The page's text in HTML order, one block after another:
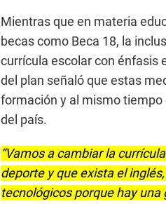
Mientras que en materia
becas como Beca 18, la
currícula escolar con énfasis
del plan señaló que estas
formación y al mismo
del país.
“Vamos a cambiar la
deporte y que exista el
tecnológicos porque hay